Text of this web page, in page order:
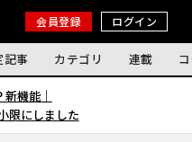
会員登録 ログイン
記事 カテゴリ 連載
機能｜
限にしました